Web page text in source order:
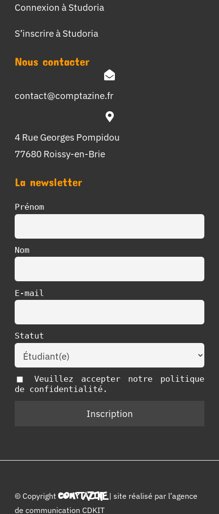
Connexion à Studoria
S’inscrire à Studoria
Nous contacter
contact@comptazine.fr
4 Rue Georges Pompidou
77680 Roissy-en-Brie
La newsletter
Prénom
Nom
E-mail
Statut
Veuillez accepter notre politique
de confidentialité.
© Copyright COMPTAZINE| site réalisé par l’agence
de communication CDKIT